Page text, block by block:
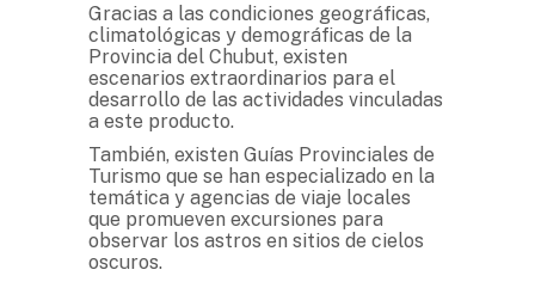
Gracias a las condiciones geográficas,
climatológicas y demográficas de la
Provincia del Chubut, existen
escenarios extraordinarios para el
desarrollo de las actividades vinculadas
a este producto.
También, existen Guías Provinciales de
Turismo que se han especializado en la
temática y agencias de viaje locales
que promueven excursiones para
observar los astros en sitios de cielos
oscuros.